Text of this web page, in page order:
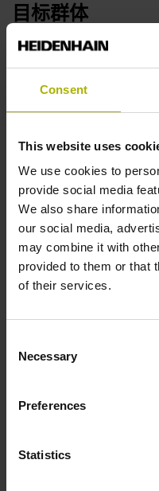
Consent
This website uses
We use cookies to
provide social media
We also share
our social media,
may combine it with
provided to them or that
of their services.
Selection
Necessary
Preferences
Statistics
目标群体
对TNC系统有较成熟经验
地點
北 京：北京市顺义区天
上海：上海市青浦区徐
东莞：广东省东莞市长
5000